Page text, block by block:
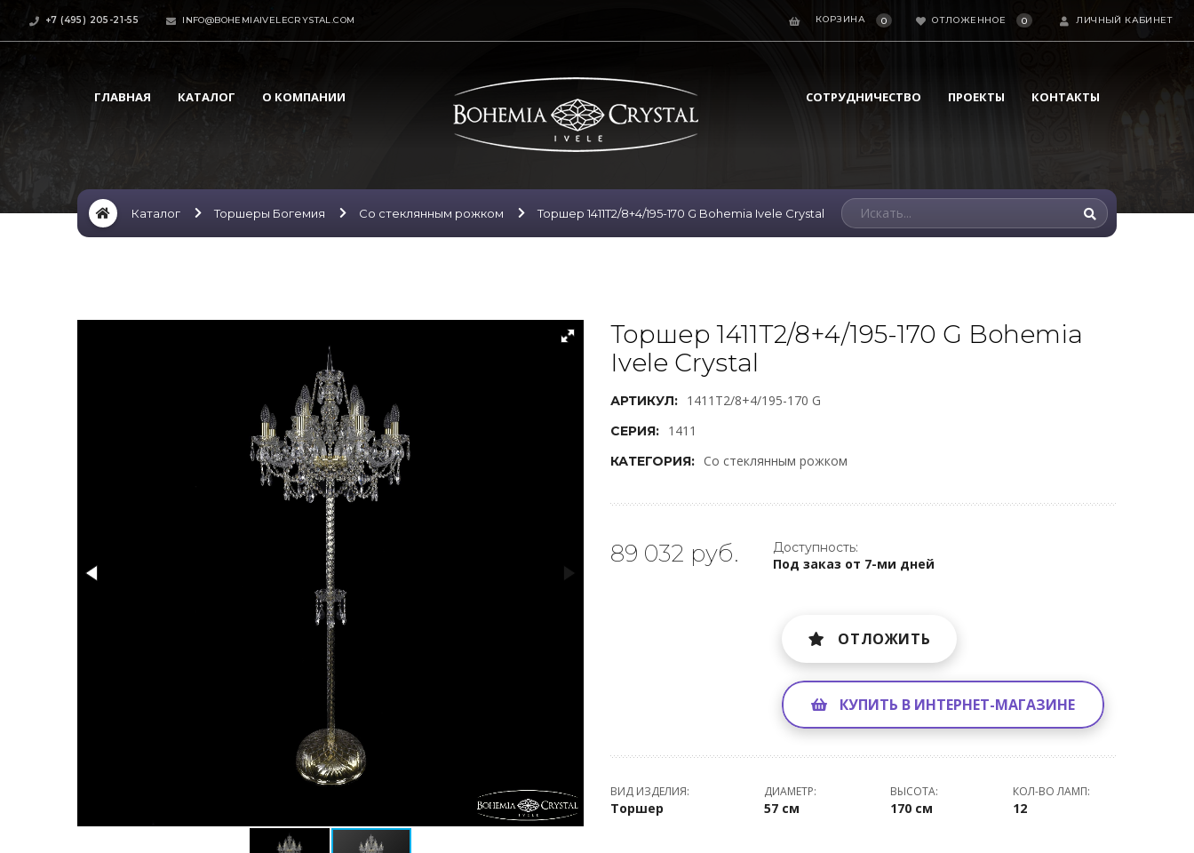
+7 (495) 205-21-55 INFO@BOHEMIAIVELECRYSTAL.COM КОРЗИНА 0 ОТЛОЖЕННОЕ 0 ЛИЧНЫЙ КАБИНЕТ
ГЛАВНАЯ КАТАЛОГ О КОМПАНИИ СОТРУДНИЧЕСТВО ПРОЕКТЫ КОНТАКТЫ
Каталог Торшеры Богемия Со стеклянным рожком Торшер 1411T2/8+4/195-170 G Bohemia Ivele Crystal
Торшер 1411T2/8+4/195-170 G Bohemia
Ivele Crystal
АРТИКУЛ: 1411T2/8+4/195-170 G
СЕРИЯ: 1411
КАТЕГОРИЯ: Со стеклянным рожком
89 032 руб. Доступность:
Под заказ от 7-ми дней
ОТЛОЖИТЬ
КУПИТЬ В ИНТЕРНЕТ-МАГАЗИНЕ
ВИД ИЗДЕЛИЯ:
Торшер
ДИАМЕТР:
57 см
ВЫСОТА:
170 см
КОЛ-ВО ЛАМП:
12